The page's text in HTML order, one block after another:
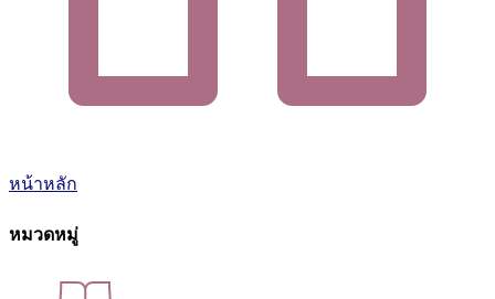
หน้าหลัก
หมวดหมู่